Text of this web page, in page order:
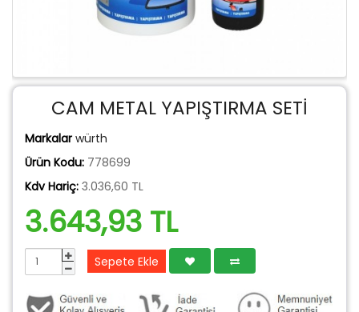
CAM METAL YAPIŞTIRMA SETİ
Markalar würth
Ürün Kodu: 778699
Kdv Hariç: 3.036,60 TL
3.643,93 TL
Sepete Ekle